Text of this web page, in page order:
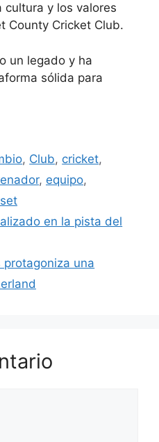
y los valores
County Cricket Club.
un legado y ha
sólida para
, Club, cricket,
, equipo,
en la pista del
protagoniza una